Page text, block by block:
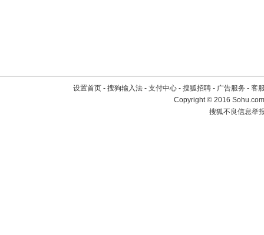
设置首页 - 搜狗输入法 - 支付中心 - 搜狐招聘 - 广告服务 - 客
Copyright©2016
搜狐不良信息举